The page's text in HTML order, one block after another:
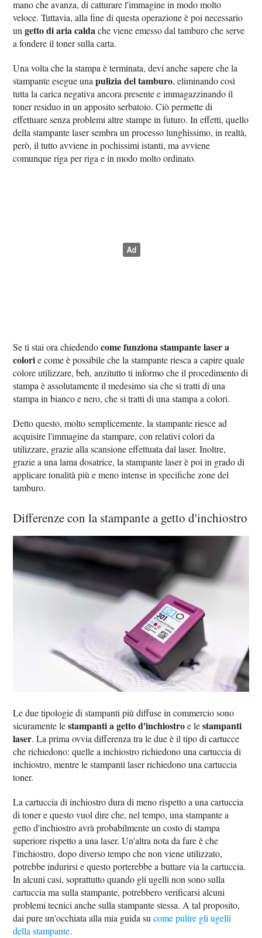
mano che avanza, di catturare l'immagine in modo molto
veloce. Tuttavia, alla fine di questa operazione è poi necessario
ungetto di aria caldache viene emesso dal tamburo che serve
a fondere il toner sulla carta.
Una volta che la stampa è terminata, devi anche sapere che la
stampante esegue unapulizia del tamburo, eliminando così
tutta la carica negativa ancora presente e immagazzinando il
toner residuo in un apposito serbatoio. Ciò permette di
effettuare senza problemi altre stampe in futuro. In effetti, quello
della stampante laser sembra un processo lunghissimo, in realtà,
però, il tutto avviene in pochissimi istanti, ma avviene
comunque riga per riga e in modo molto ordinato.
Se ti stai ora chiedendocome funziona stampante laser a
colorie come è possibile che la stampante riesca a capire quale
colore utilizzare, beh, anzitutto ti informo che il procedimento di
stampa è assolutamente il medesimo sia che si tratti di una
stampa in bianco e nero, che si tratti di una stampa a colori.
Detto questo, molto semplicemente, la stampante riesce ad
acquisire l'immagine da stampare, con relativi colori da
utilizzare, grazie alla scansione effettuata dal laser. Inoltre,
grazie a una lama dosatrice, la stampante laser è poi in grado di
applicare tonalità più e meno intense in specifiche zone del
tamburo.
Differenze con la stampante a getto d'inchiostro
Le due tipologie di stampanti più diffuse in commercio sono
sicuramente lestampanti a getto d'inchiostroe lestampanti
laser. La prima ovvia differenza tra le due è il tipo di cartucce
che richiedono: quelle a inchiostro richiedono una cartuccia di
inchiostro, mentre le stampanti laser richiedono una cartuccia
toner.
La cartuccia di inchiostro dura di meno rispetto a una cartuccia
di toner e questo vuol dire che, nel tempo, una stampante a
getto d'inchiostro avrà probabilmente un costo di stampa
superiore rispetto a una laser. Un'altra nota da fare è che
l'inchiostro, dopo diverso tempo che non viene utilizzato,
potrebbe indurirsi e questo porterebbe a buttare via la cartuccia.
In alcuni casi, soprattutto quando gli ugelli non sono sulla
cartuccia ma sulla stampante, potrebbero verificarsi alcuni
problemi tecnici anche sulla stampante stessa. A tal proposito,
dai pure un'occhiata alla mia guida sucome pulire gli ugelli
della stampante.